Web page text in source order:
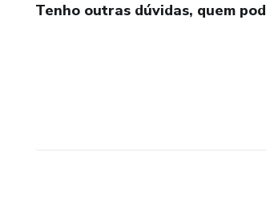
Tenho outras dúvidas, quem